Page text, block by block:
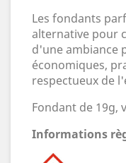
Les fondants
alternative pour
d'une ambiance
économiques,
respectueux de
Fondant de 19g,
Informations